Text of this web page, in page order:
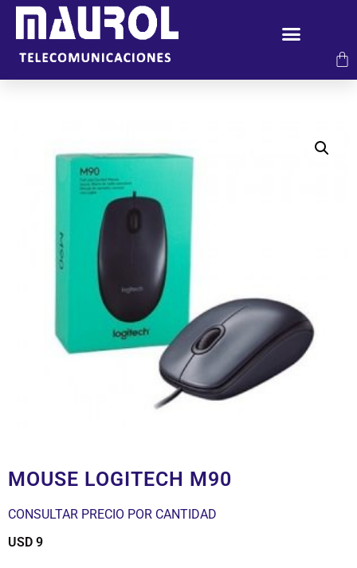
MOUSE LOGITECH M90
CONSULTAR PRECIO POR CANTIDAD
USD 9